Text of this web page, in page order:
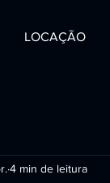
LOCAÇÃO
4 min de leitura